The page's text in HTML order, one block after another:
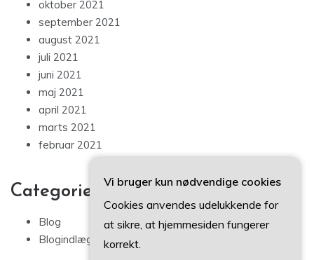
oktober 2021
september 2021
august 2021
juli 2021
juni 2021
maj 2021
april 2021
marts 2021
februar 2021
Categories
Blog
Blogindlæg
Vi bruger kun nødvendige cookies
Cookies anvendes udelukkende for
at sikre, at hjemmesiden fungerer
korrekt.